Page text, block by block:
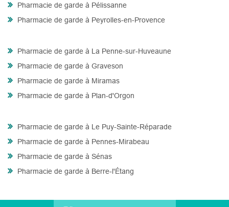
Pharmacie de garde à Pélissanne
Pharmacie de garde à Peyrolles-en-Provence
Pharmacie de garde à La Penne-sur-Huveaune
Pharmacie de garde à Graveson
Pharmacie de garde à Miramas
Pharmacie de garde à Plan-d'Orgon
Pharmacie de garde à Le Puy-Sainte-Réparade
Pharmacie de garde à Pennes-Mirabeau
Pharmacie de garde à Sénas
Pharmacie de garde à Berre-l'Étang